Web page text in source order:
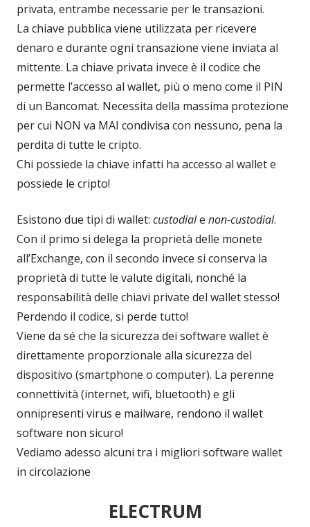
privata, entrambe necessarie per le transazioni.
La chiave pubblica viene utilizzata per ricevere
denaro e durante ogni transazione viene inviata al
mittente. La chiave privata invece è il codice che
permette l’accesso al wallet, più o meno come il PIN
di un Bancomat. Necessita della massima protezione
per cui NON va MAI condivisa con nessuno, pena la
perdita di tutte le cripto.
Chi possiede la chiave infatti ha accesso al wallet e
possiede le cripto!
Esistono due tipi di wallet: custodiale non-custodial.
Con il primo si delega la proprietà delle monete
all’Exchange, con il secondo invece si conserva la
proprietà di tutte le valute digitali, nonché la
responsabilità delle chiavi private del wallet stesso!
Perdendo il codice, si perde tutto!
Viene da sé che la sicurezza dei software wallet è
direttamente proporzionale alla sicurezza del
dispositivo (smartphone o computer). La perenne
connettività (internet, wifi, bluetooth) e gli
onnipresenti virus e mailware, rendono il wallet
software non sicuro!
Vediamo adesso alcuni tra i migliori software wallet
in circolazione
ELECTRUM